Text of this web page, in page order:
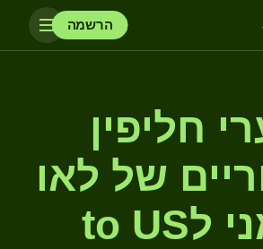
הרשמה
חליפין
של לאו
רומני לto US